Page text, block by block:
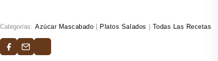
Categorías: Azúcar Mascabado Platos Salados Todas Las Recetas